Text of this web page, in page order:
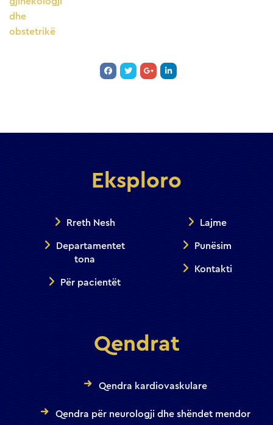
dhe
obstetrikë
Eksploro
Rreth Nesh
Departamentet
tona
Për pacientët
Lajme
Punësim
Kontakti
Qendrat
Qendra kardiovaskulare
Qendra për neurologji dhe shëndet mendor